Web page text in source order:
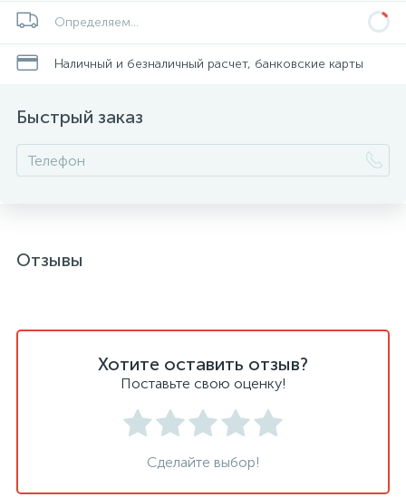
Определяем...
Наличный и безналичный расчет, банковские карты
Быстрый заказ
Отзывы
Хотите оставить отзыв?
Поставьте свою оценку!
Сделайте выбор!